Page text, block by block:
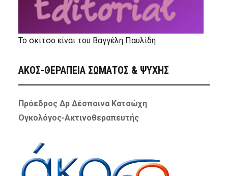
Το σκίτσο είναι του Βαγγέλη Παυλίδη
ΑΚΟΣ-ΘΕΡΑΠΕΙΑ ΣΩΜΑΤΟΣ & ΨΥΧΗΣ
Πρόεδρος Δρ Δέσποινα Κατσώχη
Ογκολόγος-Ακτινοθεραπευτής